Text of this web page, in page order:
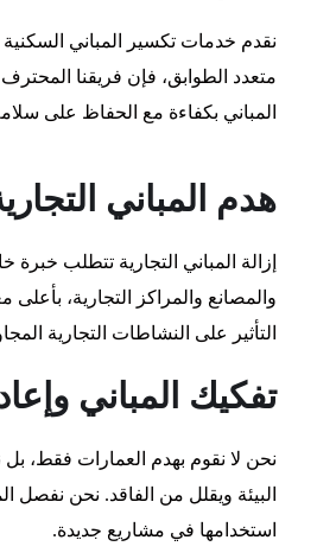
نقدم خدمات تكسير المباني
متعدد الطوابق، فإن فريقنا
المباني بكفاءة مع الحفاظ على
هدم المباني
إزالة المباني التجارية تتطلب
والمصانع والمراكز التجارية، بأعلى
التأثير على النشاطات التجارية
تفكيك المباني
نحن لا نقوم بهدم العمارات فقط، بل
البيئة ويقلل من الفاقد. نحن نفصل
استخدامها في مشاريع جديدة.